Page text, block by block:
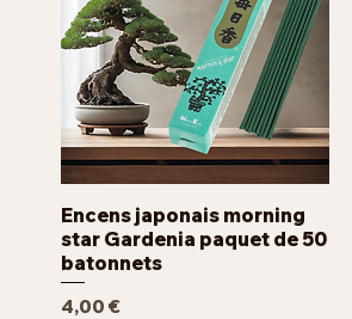
Aperçu rapide
Encens japonais morning
star Gardenia paquet de 50
batonnets
Prix
4,00 €